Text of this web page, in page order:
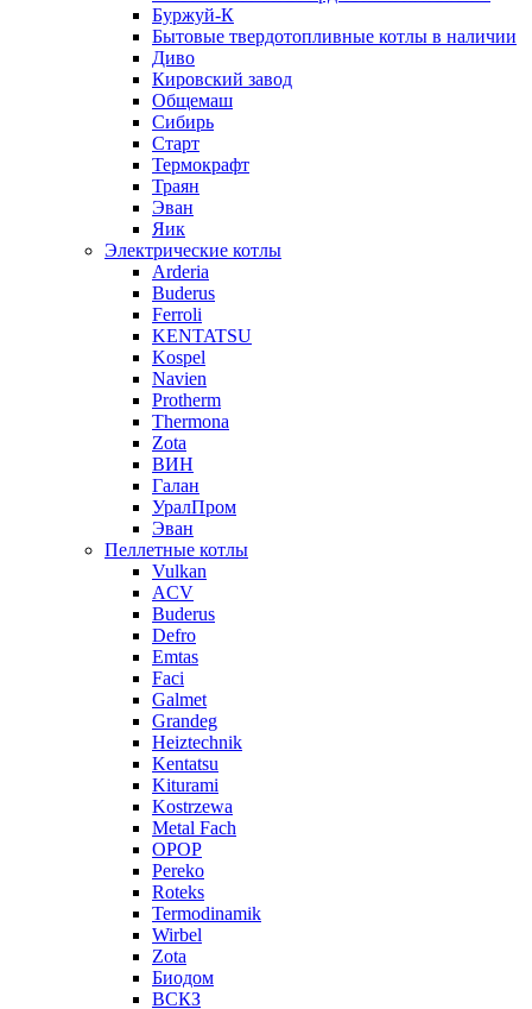
Буржуй-К
Бытовые твердотопливные котлы в наличии
Диво
Кировский завод
Общемаш
Сибирь
Старт
Термокрафт
Траян
Эван
Яик
Электрические котлы
Arderia
Buderus
Ferroli
KENTATSU
Kospel
Navien
Protherm
Thermona
Zota
ВИН
Галан
УралПром
Эван
Пеллетные котлы
Vulkan
ACV
Buderus
Defro
Emtas
Faci
Galmet
Grandeg
Heiztechnik
Kentatsu
Kiturami
Kostrzewa
Metal Fach
OPOP
Pereko
Roteks
Termodinamik
Wirbel
Zota
Биодом
ВСКЗ